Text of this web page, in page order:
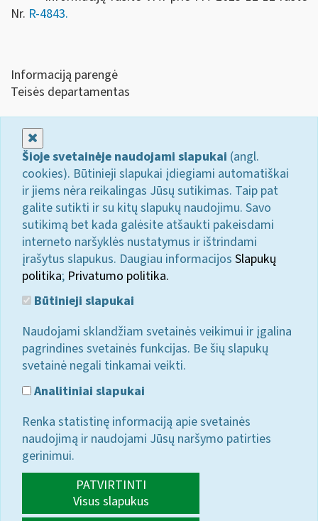
Nr. R-4843.
Informaciją parengė
Teisės departamentas
Šioje svetainėje naudojami slapukai (angl.
cookies). Būtinieji slapukai įdiegiami automatiškai
ir jiems nėra reikalingas Jūsų sutikimas. Taip pat
galite sutikti ir su kitų slapukų naudojimu. Savo
sutikimą bet kada galėsite atšaukti pakeisdami
interneto naršyklės nustatymus ir ištrindami
įrašytus slapukus. Daugiau informacijos Slapukų
politika; Privatumo politika.
Būtinieji slapukai
Naudojami sklandžiam svetainės veikimui ir įgalina
pagrindines svetainės funkcijas. Be šių slapukų
svetainė negali tinkamai veikti.
Analitiniai slapukai
Renka statistinę informaciją apie svetainės
naudojimą ir naudojami Jūsų naršymo patirties
gerinimui.
PATVIRTINTI
Visus slapukus